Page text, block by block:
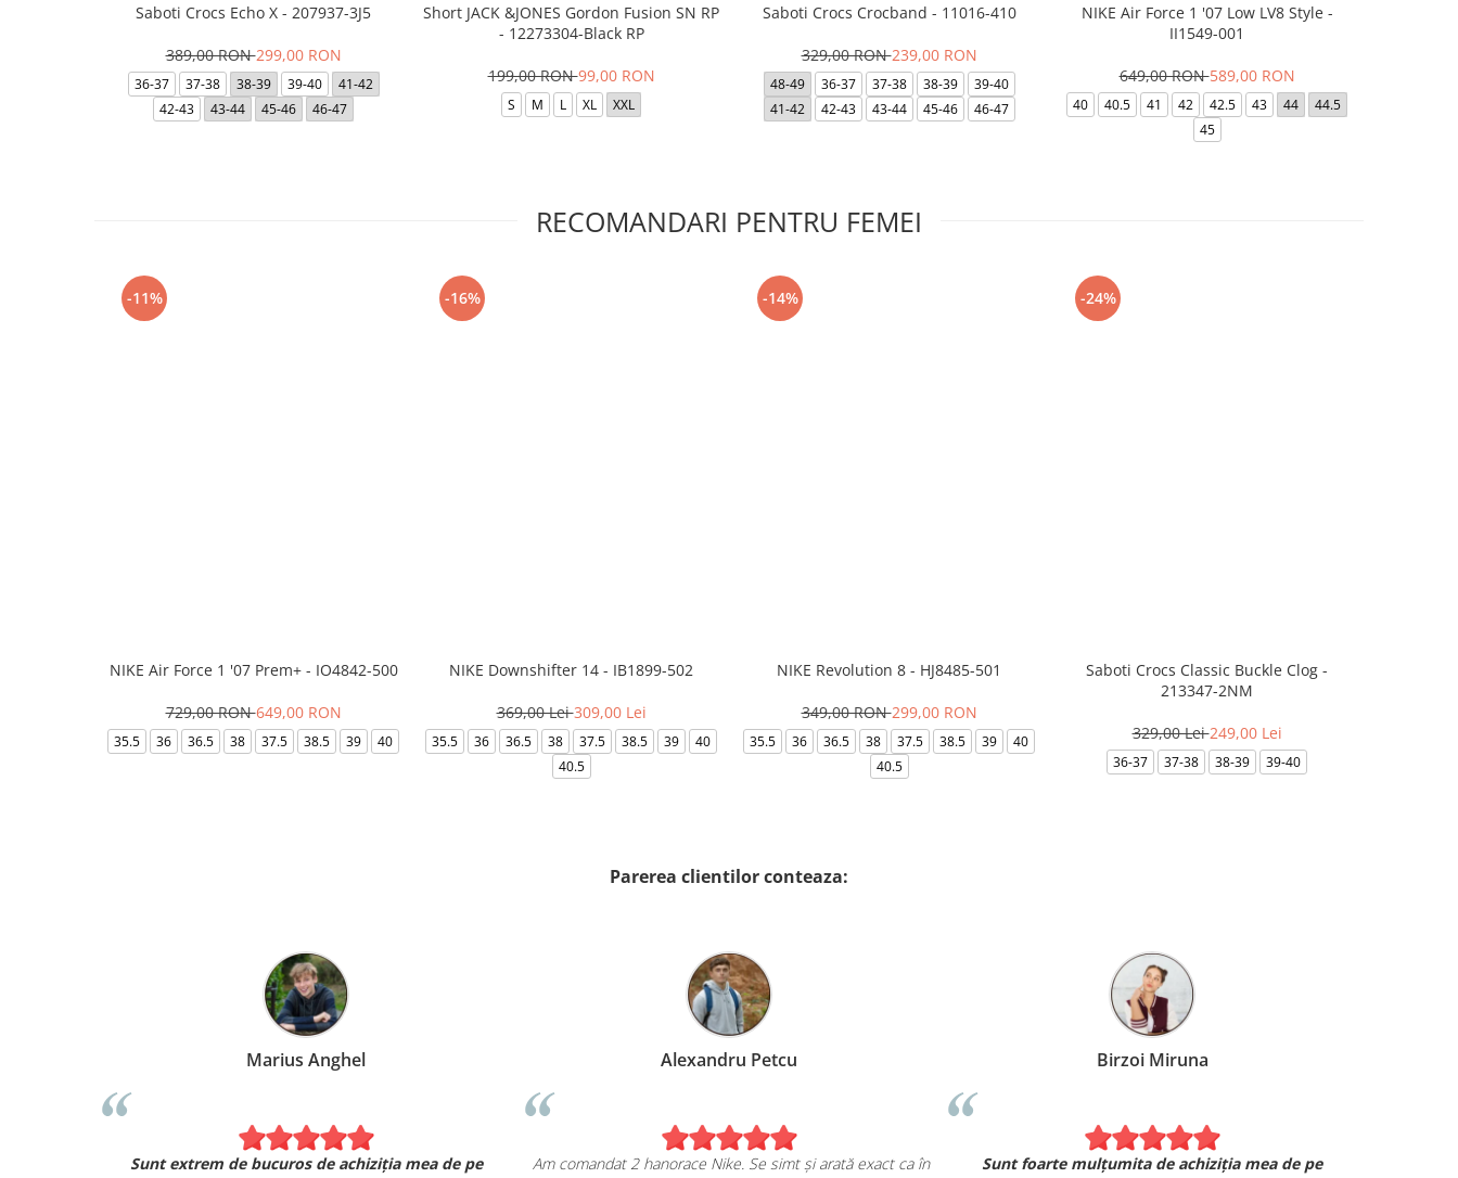
Saboti Crocs Echo X - 207937-3J5
389,00 RON299,00 RON
36-37 37-38 38-39 39-40
41-42
42-43
43-44 45-46 46-47
Short JACK &JONES Gordon Fusion SN RP
- 12273304-Black RP
199,00 RON99,00 RON
S M L XL XXL
Saboti Crocs Crocband - 11016-410
329,00 RON239,00 RON
48-49 36-37 37-38 38-39
39-40
41-42
42-43 43-44 45-46 46-47
NIKE Air Force 1 '07 Low LV8 Style -
II1549-001
649,00 RON589,00 RON
40 40.5 41 42 42.5 43 44
44.5
45
RECOMANDARI PENTRU FEMEI
-11%
NIKE Air Force 1 '07 Prem+ - IO4842-500
729,00 RON649,00 RON
35.5 36 36.5 38 37.5 38.5 39 40
-16%
NIKE Downshifter 14 - IB1899-502
369,00 Lei309,00 Lei
35.5 36 36.5 38 37.5 38.5 39
40
40.5
-14%
NIKE Revolution 8 - HJ8485-501
349,00 RON299,00 RON
35.5 36 36.5 38 37.5 38.5 39
40
40.5
-24%
Saboti Crocs Classic Buckle Clog -
213347-2NM
329,00 Lei249,00 Lei
36-37 37-38 38-39 39-40
Parerea clientilor conteaza:
Marius Anghel
Sunt extrem de bucuros de achiziția mea de pe
Alexandru Petcu
Am comandat 2 hanorace Nike. Se simt și arată exact ca în
Birzoi Miruna
Sunt foarte mulțumita de achiziția mea de pe